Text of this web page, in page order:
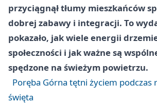
przyciągnął tłumy mieszkańców
dobrej zabawy i integracji. To
pokazało, jak wiele energii
społeczności i jak ważne są
spędzone na świeżym powietrzu.
Poręba Górna tętni życiem podczas
święta